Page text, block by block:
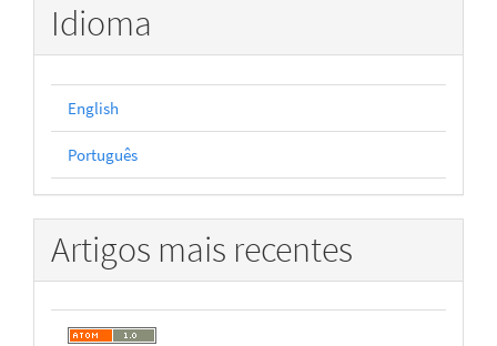
Idioma
English
Português
Artigos mais recentes